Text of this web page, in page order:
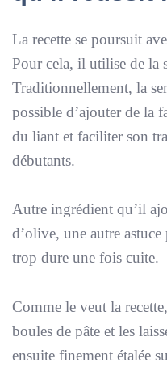
La recette se poursuit
Pour cela, il utilise de la
Traditionnellement, la
possible d’ajouter de la
du liant et faciliter son
débutants.
Autre ingrédient qu’il
d’olive, une autre
trop dure une fois cuite.
Comme le veut la
boules de pâte et les
ensuite finement étalée